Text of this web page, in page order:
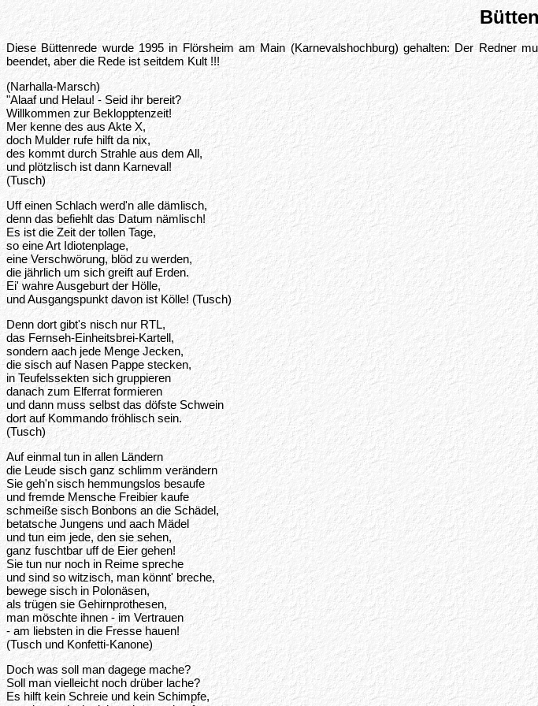
Diese Büttenrede wurde 1995 in Flörsheim am Main (Karnevalshochburg) gehalten: Der Redner
beendet, aber die Rede ist seitdem Kult !!!
(Narhalla-Marsch)
"Alaaf und Helau! - Seid ihr bereit?
Willkommen zur Beklopptenzeit!
Mer kenne des aus Akte X,
doch Mulder rufe hilft da nix,
des kommt durch Strahle aus dem All,
und plötzlisch ist dann Karneval!
(Tusch)
Uff einen Schlach werd'n alle dämlisch,
denn das befiehlt das Datum nämlisch!
Es ist die Zeit der tollen Tage,
so eine Art Idiotenplage,
eine Verschwörung, blöd zu werden,
die jährlich um sich greift auf Erden.
Ei' wahre Ausgeburt der Hölle,
und Ausgangspunkt davon ist Kölle! (Tusch)
Denn dort gibt's nisch nur RTL,
das Fernseh-Einheitsbrei-Kartell,
sondern aach jede Menge Jecken,
die sisch auf Nasen Pappe stecken,
in Teufelssekten sich gruppieren
danach zum Elferrat formieren
und dann muss selbst das döfste Schwein
dort auf Kommando fröhlisch sein.
(Tusch)
Auf einmal tun in allen Ländern
die Leude sisch ganz schlimm verändern
Sie geh'n sisch hemmungslos besaufe
und fremde Mensche Freibier kaufe
schmeiße sisch Bonbons an die Schädel,
betatsche Jungens und aach Mädel
und tun eim jede, den sie sehen,
ganz fuschtbar uff de Eier gehen!
Sie tun nur noch in Reime spreche
und sind so witzisch, man könnt' breche,
bewege sisch in Polonäsen,
als trügen sie Gehirnprothesen,
man möschte ihnen - im Vertrauen
- am liebsten in die Fresse hauen!
(Tusch und Konfetti-Kanone)
Doch was soll man dagege mache?
Soll man vielleicht noch drüber lache?
Es hilft kein Schreie und kein Schimpfe,